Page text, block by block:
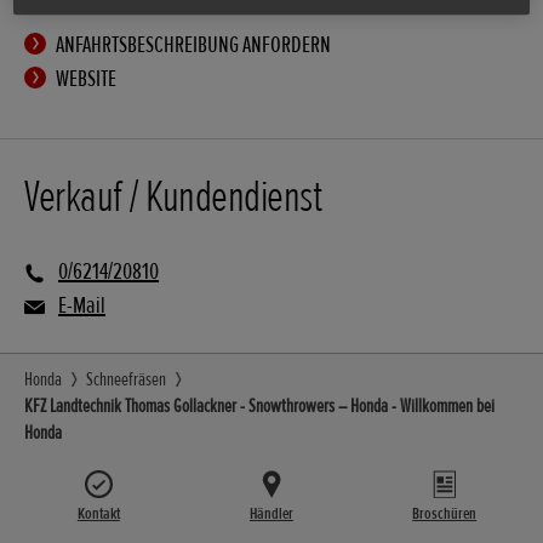
ANFAHRTSBESCHREIBUNG ANFORDERN
WEBSITE
Verkauf / Kundendienst
0/6214/20810
E-Mail
Honda
Schneefräsen
KFZ Landtechnik Thomas Gollackner - Snowthrowers – Honda - Willkommen bei
Honda
Kontakt Händler Broschüren